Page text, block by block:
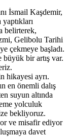
İsmail Kaşdemir,
belirterek,
Gelibolu Tarihi
çekmeye başladı.
bir artış var.
hikayesi ayrı.
en önemli dalış
suyun altında
yolculuk
bekliyoruz.
ve misafir ediyor
davet